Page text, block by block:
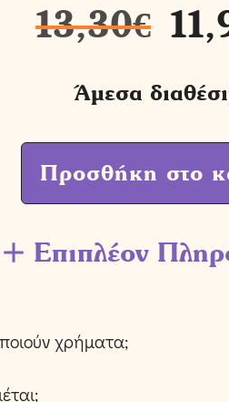
13,30€
Άμεσα
Προσθήκη στο
Επιπλέον
χρήματα;